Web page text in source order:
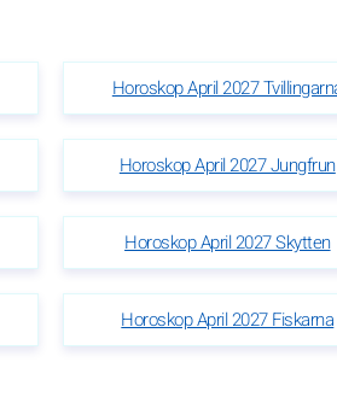
Horoskop April 2027
Horoskop April 2027 Jungfrun
Horoskop April 2027 Skytten
Horoskop April 2027 Fiskarna